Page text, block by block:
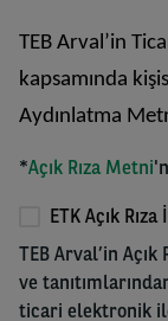
TEB Arval’in
kapsamında
Aydınlatma
*Açık Rıza Metni
ETK Açık Rıza
TEB Arval’in
ve
ticari elektronik